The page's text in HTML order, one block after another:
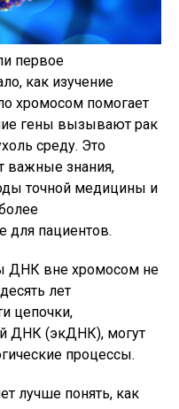
первое
как изучение
хромосом помогает
гены вызывают рак
среду. Это
важные знания,
точной медицины и
для пациентов.
ДНК вне хромосом не
лет
цепочки,
ДНК (экДНК), могут
процессы.
лучше понять, как